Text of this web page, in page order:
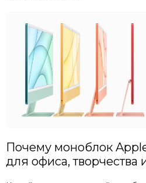
Почему моноблок
для офиса, творчества